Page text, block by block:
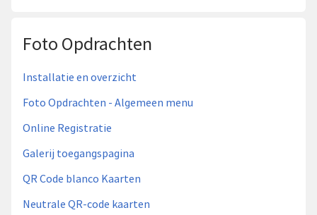
Foto Opdrachten
Installatie en overzicht
Foto Opdrachten - Algemeen menu
Online Registratie
Galerij toegangspagina
QR Code blanco Kaarten
Neutrale QR-code kaarten